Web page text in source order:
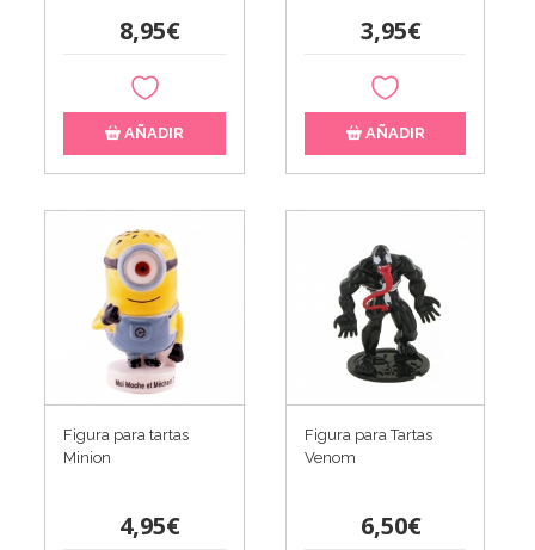
8,95€
AÑADIR
3,95€
AÑADIR
Figura para tartas
Minion
4,95€
Figura para Tartas
Venom
6,50€